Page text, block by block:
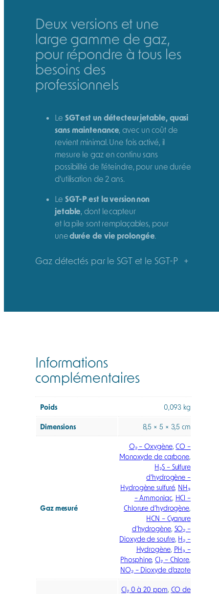
Deux versions et une
large gamme de gaz,
pour répondre à tous les
besoins des
professionnels
Le SGT est un détecteur jetable, quasi
sans maintenance, avec un coût de
revient minimal. Une fois activé, il
mesure le gaz en continu sans
possibilité de l’éteindre, pour une durée
d’utilisation de 2 ans.
Le SGT-P est la version non
jetable, dont le capteur
et la pile sont remplaçables, pour
unedurée de vie prolongée.
Gaz détectés par le SGT et le SGT-P +
Informations
complémentaires
Poids 0,093 kg
Dimensions 8,5 × 5 × 3,5 cm
Gaz mesuré
O₂ – Oxygène,CO –
Monoxyde de carbone,
H₂S – Sulfure
d’hydrogène –
Hydrogène sulfuré, NH₃
– Ammoniac, HCl –
Chlorure d’hydrogène,
HCN – Cyanure
d’hydrogène, SO₂ –
Dioxyde de soufre, H₂ –
Hydrogène, PH₃ –
Phosphine,Cl₂ – Chlore,
NO₂ – Dioxyde d’azote
Cl₂ 0 à 20 ppm, CO de